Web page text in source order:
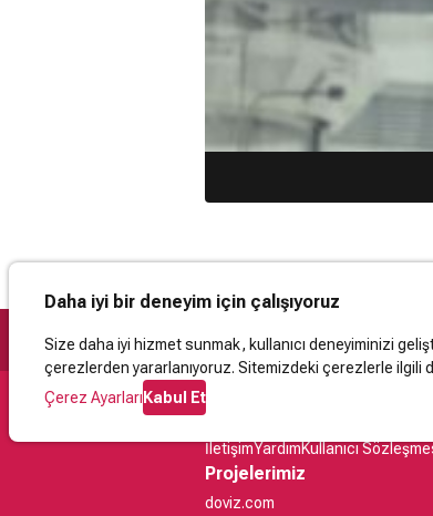
Daha iyi bir deneyim için çalışıyoruz
Size daha iyi hizmet sunmak, kullanıcı deneyiminizi
çerezlerden yararlanıyoruz. Sitemizdeki çerezlerle ilgili
Çerez AyarlarıKabul Et
Destek
İletişimYardımKullanıcı
Projelerimiz
doviz.com